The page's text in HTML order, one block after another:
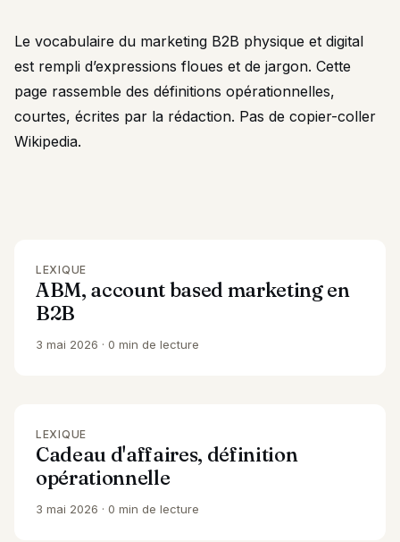
Le vocabulaire du marketing B2B physique et digital
est rempli d’expressions floues et de jargon. Cette
page rassemble des définitions opérationnelles,
courtes, écrites par la rédaction. Pas de copier-coller
Wikipedia.
LEXIQUE
ABM, account based marketing en
B2B
3 mai 2026 0 min de lecture
LEXIQUE
Cadeau d'affaires, définition
opérationnelle
3 mai 2026 0 min de lecture